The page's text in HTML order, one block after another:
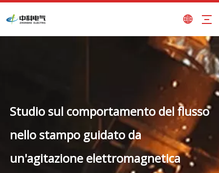
Studio sul comportamento del flusso
nello stampo guidato da
un'agitazione elettromagnetica